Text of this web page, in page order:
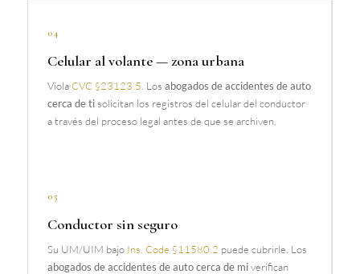
04
Celular al volante — zona urbana
ViolaCVC §23123.5 . Los abogados de accidentes de auto
cerca de tisolicitan los registros del celular del conductor
a través del proceso legal antes de que se archiven.
05
Conductor sin seguro
Su UM/UIM bajo Ins. Code §11580.2 puede cubrirle. Los
abogados de accidentes de auto cerca de miverifican